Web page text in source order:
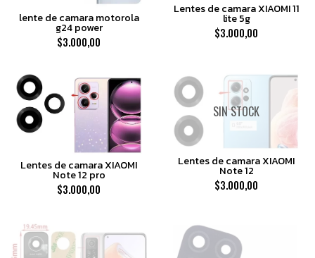
lente de camara motorola
g24 power
$3.000,00
Lentes de camara XIAOMI 11
lite 5g
$3.000,00
Lentes de camara XIAOMI
Note 12 pro
$3.000,00
SIN STOCK
Lentes de camara XIAOMI
Note 12
$3.000,00